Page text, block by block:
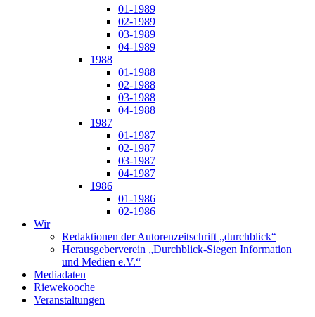
01-1989
02-1989
03-1989
04-1989
1988
01-1988
02-1988
03-1988
04-1988
1987
01-1987
02-1987
03-1987
04-1987
1986
01-1986
02-1986
Wir
Redaktionen der Autorenzeitschrift „durchblick“
Herausgeberverein „Durchblick-Siegen Information
und Medien e.V.“
Mediadaten
Riewekooche
Veranstaltungen